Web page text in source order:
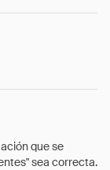
que se
sea correcta.